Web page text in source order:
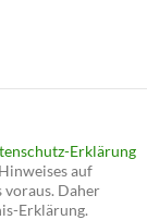
Erklärung
auf
voraus. Daher
Erklärung.